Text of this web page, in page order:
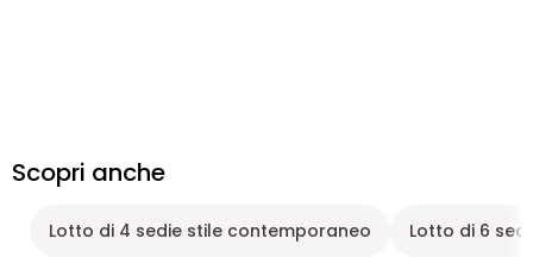
Scopri anche
Lotto di 4 sedie stile contemporaneo Lotto di 6